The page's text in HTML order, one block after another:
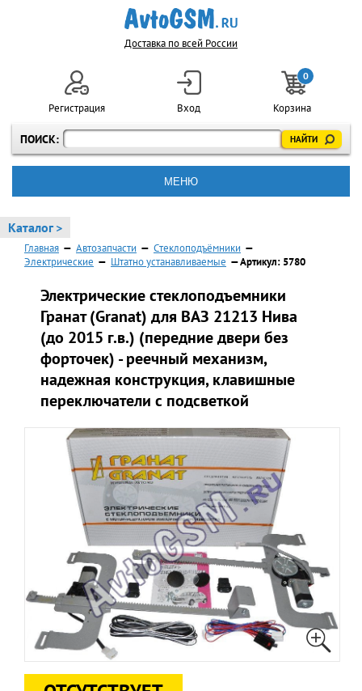
Доставка по всей России
ПОИСК:
Регистрация Вход
0
Корзина
МЕНЮ
Каталог >
Главная — Автозапчасти — Cтеклоподъёмники —
Электрические — Штатно устанавливаемые — Артикул: 5780
Электрические стеклоподъемники
Гранат (Granat) для ВАЗ 21213 Нива
(до 2015 г.в.) (передние двери без
форточек) - реечный механизм,
надежная конструкция, клавишные
переключатели с подсветкой